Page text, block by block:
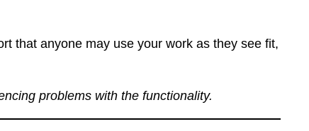
that anyone may use your work as they see fit,
problems with the functionality.